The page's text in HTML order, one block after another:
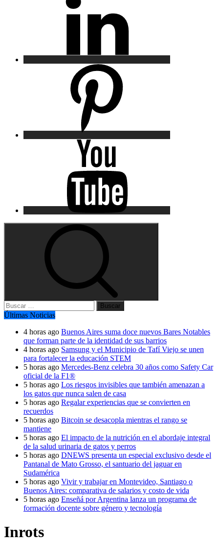
Buscar:
Últimas Noticias
4 horas ago Buenos Aires suma doce nuevos Bares Notables
que forman parte de la identidad de sus barrios
4 horas ago Samsung y el Municipio de Tafí Viejo se unen
para fortalecer la educación STEM
5 horas ago Mercedes-Benz celebra 30 años como Safety Car
oficial de la F1®
5 horas ago Los riesgos invisibles que también amenazan a
los gatos que nunca salen de casa
5 horas ago Regalar experiencias que se convierten en
recuerdos
5 horas ago Bitcoin se desacopla mientras el rango se
mantiene
5 horas ago El impacto de la nutrición en el abordaje integral
de la salud urinaria de gatos y perros
5 horas ago DNEWS presenta un especial exclusivo desde el
Pantanal de Mato Grosso, el santuario del jaguar en
Sudamérica
5 horas ago Vivir y trabajar en Montevideo, Santiago o
Buenos Aires: comparativa de salarios y costo de vida
5 horas ago Enseñá por Argentina lanza un programa de
formación docente sobre género y tecnología
Inrots